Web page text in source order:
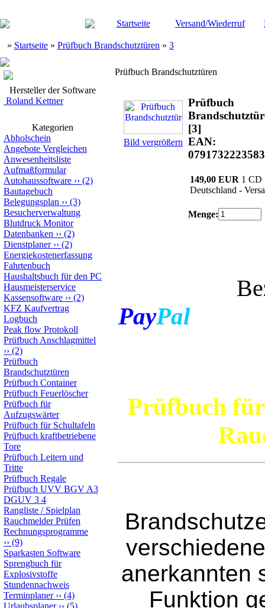
Startseite Versand/Wiederruf
» Startseite » Prüfbuch Brandschutztüren » 3
Hersteller der Software
Roland Kettner
Kategorien
Abholschein
Angebote Vergleichen
Anwesenheitsliste
Aufmaßformular
Autohaussoftware ›› (2)
Bautagebuch
Belegungsplan ›› (3)
Besucherverwaltung
Blutdruck Monitor
Datenbanken ›› (2)
Dienstplaner›› (2)
Energiekostenerfassung
Fahrtenbuch
Haushaltsbuch für den PC
Hausmeisterservice
Kassensoftware ›› (2)
KFZ Kaufvertrag
Logbuch
Peak flow Protokoll
Prüfbuch Anschlagmittel
›› (2)
Prüfbuch
Brandschutztüren
Prüfbuch Container
Prüfbuch Feuerlöscher
Prüfbuch für
Aufzugswärter
Prüfbuch für Schultafeln
Prüfbuch kraftbetriebene
Tore
Prüfbuch Leitern und
Tritte
Prüfbuch Regale
Prüfbuch UVV BGV A3
DGUV 3 4
Rangliste / Spielplan
Rauchmelder Prüfen
Rechnungsprogramme
›› (9)
Sparkasten Software
Sprengbuch für
Explosivstoffe
Stundennachweis
Terminplaner›› (4)
Urlaubsplaner›› (5)
Prüfbuch Brandschutztüren
Bild vergrößern
Prüfbuch
[3]
EAN:
0791732223583
149,00 EUR 1 CD
Deutschland -
Menge:
PayPal
Prüfbuch
anerkannten
Funktion